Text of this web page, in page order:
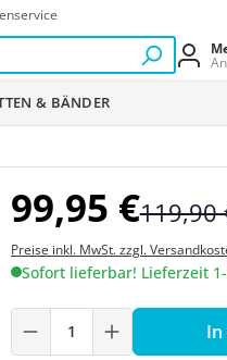
& BÄNDER
99,95 €119,90
Preise inkl. MwSt. zzgl.
Sofort lieferbar! Lieferzeit
Produkt Anzahl: